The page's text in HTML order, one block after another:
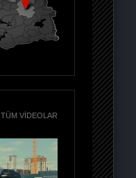
TÜM VIDEOLAR